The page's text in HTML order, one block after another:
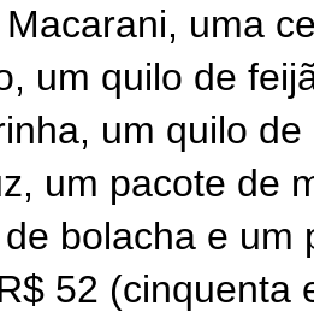
uma
um quilo de
um quilo
um pacote de
bolacha e um
52 (cinquenta